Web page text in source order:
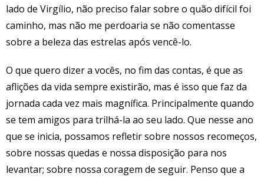
lado de Virgílio, não preciso falar sobre o quão difícil foi
caminho, mas não me perdoaria se não comentasse
sobre a beleza das estrelas após vencê-lo.
O que quero dizer a vocês, no fim das contas, é que as
aflições da vida sempre existirão, mas é isso que faz da
jornada cada vez mais magnífica. Principalmente quando
se tem amigos para trilhá-la ao seu lado. Que nesse ano
que se inicia, possamos refletir sobre nossos recomeços,
sobre nossas quedas e nossa disposição para nos
levantar; sobre nossa coragem de seguir. Penso que a